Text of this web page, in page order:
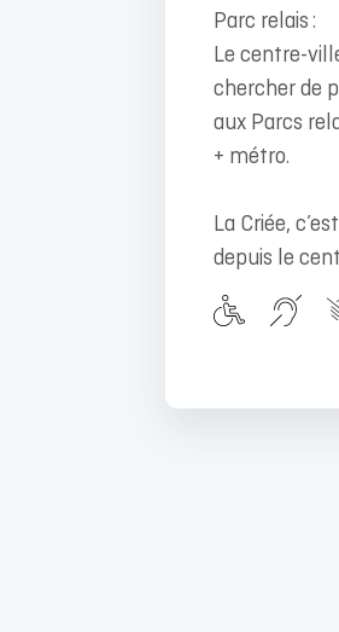
Parc relais :
Le centre-
chercher de
aux Parcs
+ métro.
La Criée,
depuis le